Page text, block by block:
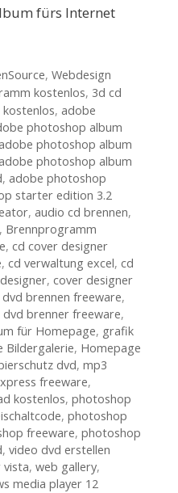
fürs Internet
, Webdesign
kostenlos, 3d cd
, adobe
photoshop album
photoshop album
photoshop album
, adobe photoshop
starter edition 3.2
, audio cd brennen,
, Brennprogramm
, cd cover designer
, cd verwaltung excel, cd
, cover designer
dvd brennen freeware,
dvd brenner freeware,
für Homepage, grafik
Bildergalerie, Homepage
dvd, mp3
freeware,
kostenlos, photoshop
, photoshop
freeware, photoshop
, video dvd erstellen
vista, web gallery,
media player 12